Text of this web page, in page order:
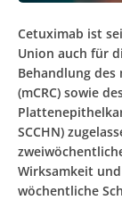
Cetuximab ist
Union auch für
Behandlung
(mCRC) sowie
SCCHN)
Wirksamkeit
wöchentliche